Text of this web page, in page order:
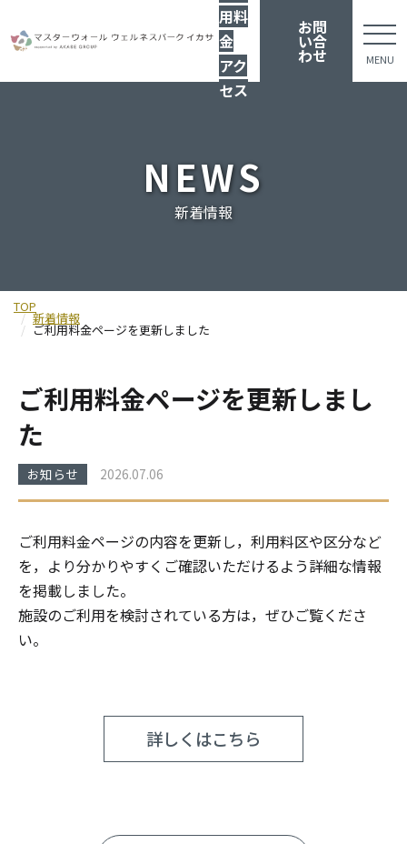
用料
金
アク
セス
お問
い合
わせ MENU
NEWS
新着情報
TOP
新着情報
ご利用料金ページを更新しました
ご利用料金ページを更新しまし
た
お知らせ 2026.07.06
ご利用料金ページの内容を更新し，利用料区や区分など
を，より分かりやすくご確認いただけるよう詳細な情報
を掲載しました。
施設のご利用を検討されている方は，ぜひご覧くださ
い。
詳しくはこちら